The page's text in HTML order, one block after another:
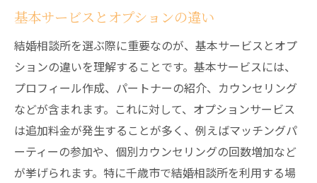
基本サービスとオプションの違い
結婚相談所を選ぶ際に重要なのが、基本サービスとオプ
ションの違いを理解することです。基本サービスには、
プロフィール作成、パートナーの紹介、カウンセリング
などが含まれます。これに対して、オプションサービス
は追加料金が発生することが多く、例えばマッチングパ
ーティーの参加や、個別カウンセリングの回数増加など
が挙げられます。特に千歳市で結婚相談所を利用する場